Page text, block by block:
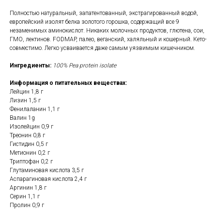
Полностью натуральный, запатентованный, экстрагированный водой,
европейский изолят белка золотого горошка, содержащий все 9
незаменимых аминокислот. Никаких молочных продуктов, глютена, сои,
ГМО, лектинов. FODMAP, палео, веганский, халяльный и кошерный. Кето-
совместимо. Легко усваивается даже самым уязвимым кишечником.
Ингредиенты: 100% Pea protein isolate
Информация о питательных веществах:
Лейцин 1,8 г
Лизин 1,5 г
Фенилаланин 1,1 г
Валин 1g
Изолейцин 0,9 г
Треонин 0,8 г
Гистидин 0,5 г
Метионин 0,2 г
Триптофан 0,2 г
Глутаминовая кислота 3,5 г
Аспарагиновая кислота 2,4 г
Аргинин 1,8 г
Серин 1,1 г
Пролин 0,9 г